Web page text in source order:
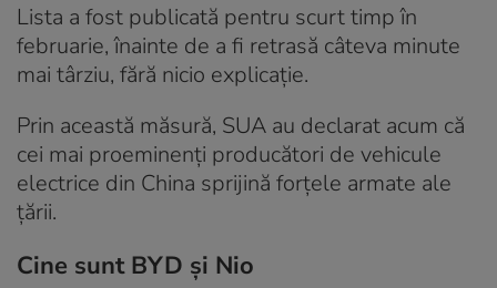
Lista a fost publicată pentru scurt timp în
februarie, înainte de a fi retrasă câteva minute
mai târziu, fără nicio explicație.
Prin această măsură, SUA au declarat acum că
cei mai proeminenți producători de vehicule
electrice din China sprijină forțele armate ale
țării.
Cine sunt BYD și Nio